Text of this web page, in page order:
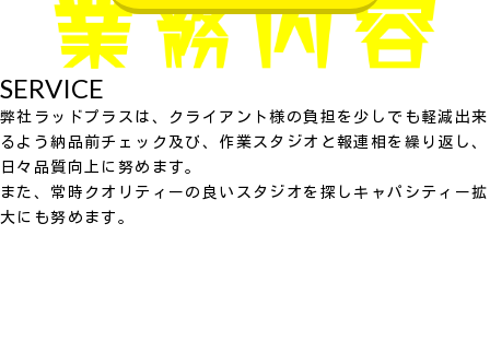
SERVICE
弊社ラッドプラスは、クライアント様の負担を少しでも軽減出来
るよう納品前チェック及び、作業スタジオと報連相を繰り返し、
日々品質向上に努めます。
また、常時クオリティーの良いスタジオを探しキャパシティー拡
大にも努めます。